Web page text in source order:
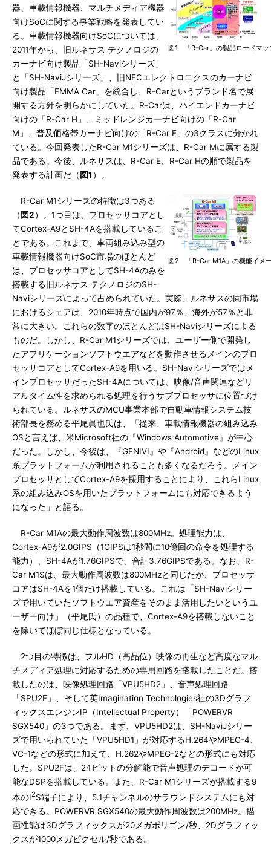
図1 「R-Car」の製品ロードマ
器、車載情報機器、マルチメディア機器
向けSoCに関する事業戦略を発表してい
る。車載情報機器向けSoCについては、
2011年から、旧ルネサス テクノロジの
カーナビ向け製品「SH-Naviシリーズ」
と「SH-NaviJシリーズ」、旧NECエレクトロニクスのカーナビ
向け製品「EMMA Car」を統合し、R-Carというブランド名で展
開する方針を明らかにしていた。R-Carは、ハイエンドカーナビ
向けの「R-Car H」、ミッドレンジカーナビ向けの「R-Car
M」、普及価格帯カーナビ向けの「R-Car E」の3クラスに分かれ
ている。今回発表したR-Car M1シリーズは、R-Car Mに属する製
品である。今後、ルネサスは、R-Car E、R-Car Hの順で製品を
発表する計画だ（ 図1 ）。
図2 「R-Car M1A」の機能イ
R-Car M1シリーズの特徴は3つある
（ 図2）。1つ目は、プロセッサコアとし
てCortex-A9とSH-4Aを搭載しているこ
とである。これまで、車両組み込み型の
車載情報機器向けSoC市場のほとんど
は、プロセッサコアとしてSH-4Aのみを
搭載する旧ルネサス テクノロジのSH-
Naviシリーズによって占められていた。実際、ルネサスの同市場
におけるシェアは、2010年時点で国内が97％、海外が57％と非
常に大きい。これらの数字のほとんどはSH-Naviシリーズによる
ものだ。しかし、R-Car M1シリーズでは、ユーザー側で開発し
たアプリケーションソフトウエアなどを動作させるメインのプロ
セッサコアとしてCortex-A9を用いる。SH-Naviシリーズではメ
インプロセッサだったSH-4Aについては、映像/音声関連などリ
アルタイム性を求められる処理を行うサブプロセッサに位置づけ
られている。ルネサスのMCU事業本部で自動車情報システム技
術部長を務める平尾眞也氏は、「従来、車載情報機器の組み込み
OSと言えば、米Microsoft社の『Windows Automotive』が中心
だった。しかし、今後は、『GENIVI』や『Android』などのLinux
系プラットフォームが利用されることも多くなるだろう。メイン
プロセッサとしてCortex-A9を採用することにより、これらLinux
系の組み込みOSを用いたプラットフォームにも対応できるよう
になった」と語る。
R-Car M1Aの最大動作周波数は800MHz。処理能力は、
Cortex-A9が2.0GIPS（1GIPSは1秒間に10億回の命令を処理する
能力）、SH-4Aが1.76GIPSで、合計3.76GIPSである。なお、R-
Car M1Sは、最大動作周波数は800MHzと同じだが、プロセッサ
コアはSH-4Aを1個だけ搭載している。これは「SH-Naviシリー
ズで用いていたソフトウエア資産をそのまま活用したいというユ
ーザー向け」（平尾氏）の品種で、Cortex-A9を搭載しないこと
を除いてほぼ同じ仕様となっている。
2つ目の特徴は、フルHD（高品位）映像の再生など高度なマル
チメディア処理に対応するための専用回路を搭載したことだ。搭
載したのは、映像処理回路「VPU5HD2」、音声処理回路
「SPU2F」、そして英Imagination Technologies社の3Dグラフ
ィックスエンジンIP（Intellectual Property）「POWERVR
SGX540」の3つである。まず、VPU5HD2は、SH-NaviJシリー
ズで用いられていた「VPU5HD1」が対応するH.264やMPEG-4、
VC-1などの形式に加えて、H.262やMPEG-2などの形式にも対応
した。SPU2Fは、24ビットの分解能で音声処理のデコードが可
能なDSPを搭載している。また、R-Car M1シリーズが搭載する9
本のI2S端子により、5.1チャンネルのサラウンドシステムにも対
応できる。POWERVR SGX540の最大動作周波数は200MHz。描
画性能は3Dグラフィックスが20メガポリゴン/秒、2Dグラフィッ
クスが1000メガピクセル/秒である。